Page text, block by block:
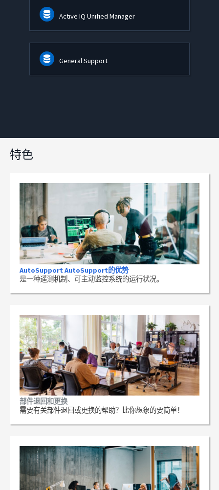
Active IQ Unified Manager
General Support
特色
AutoSupport AutoSupport的优势
是一种遥测机制、可主动监控系统的运行状况。
部件退回和更换
需要有关部件退回或更换的帮助？比你想象的要简单！